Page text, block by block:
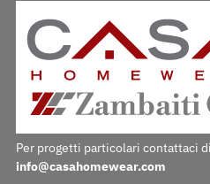
Per progetti particolari contattaci
info@casahomewear.com